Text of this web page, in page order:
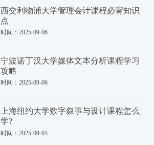
西交利物浦大学管理会计课程必背知识
点
时间：2025-09-06
宁波诺丁汉大学媒体文本分析课程学习
攻略
时间：2025-09-06
上海纽约大学数字叙事与设计课程怎么
学?
时间：2025-09-05